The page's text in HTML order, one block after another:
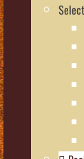
Select